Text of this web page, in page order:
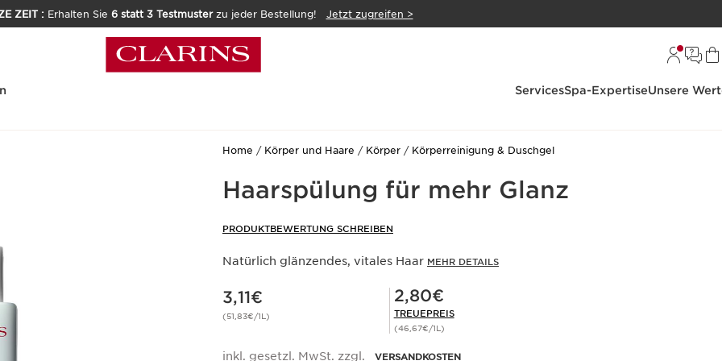
ZEIT : Erhalten Sie 6 statt 3 Testmusterzu jeder Bestellung! Jetzt zugreifen >
ServicesSpa-ExpertiseUnsere
Home Körper und Haare Körper Körperreinigung & Duschgel
Haarspülung für mehr Glanz
PRODUKTBEWERTUNG SCHREIBEN
Natürlich glänzendes, vitales Haar MEHR DETAILS
Aktueller Preis 3,11€
3,11€
(51,83€/1L)
Mitgliederpreis 2,80€
2,80€
TREUEPREIS
(46,67€/1L)
inkl. gesetzl. MwSt. zzgl. VERSANDKOSTEN